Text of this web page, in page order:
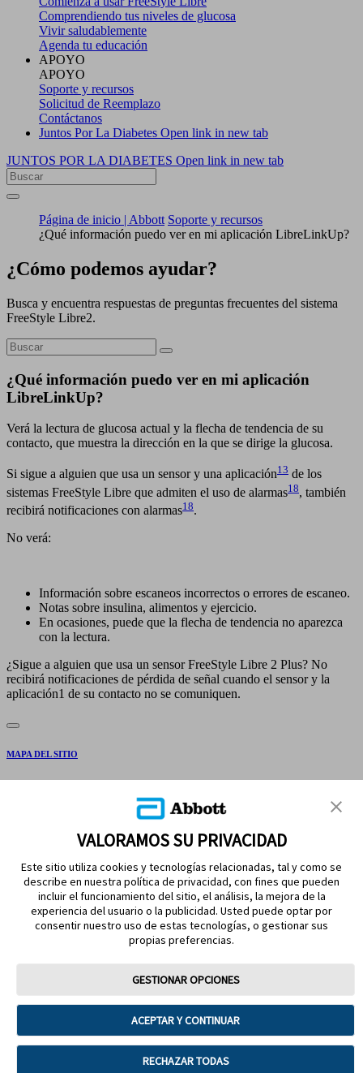
Comprendiendo tus niveles de glucosa
Vivir saludablemente
Agenda tu educación
APOYO
APOYO
Soporte y recursos
Solicitud de Reemplazo
Contáctanos
Juntos Por La Diabetes Open link in new tab
JUNTOS POR LA DIABETES Open link in new tab
Página de inicio | Abbott Soporte y recursos
¿Qué información puedo ver en mi aplicación LibreLinkUp?
¿Cómo podemos ayudar?
Busca y encuentra respuestas de preguntas frecuentes del sistema
FreeStyle Libre2.
¿Qué información puedo ver en mi aplicación
LibreLinkUp?
Verá la lectura de glucosa actual y la flecha de tendencia de su
contacto, que muestra la dirección en la que se dirige la glucosa.
Si sigue a alguien que usa un sensor y una aplicación13 de los
sistemas FreeStyle Libre que admiten el uso de alarmas18, también
recibirá notificaciones con alarmas18.
No verá:
Información sobre escaneos incorrectos o errores de escaneo.
Notas sobre insulina, alimentos y ejercicio.
En ocasiones, puede que la flecha de tendencia no aparezca
con la lectura.
¿Sigue a alguien que usa un sensor FreeStyle Libre 2 Plus? No
recibirá notificaciones de pérdida de señal cuando el sensor y la
aplicación1 de su contacto no se comuniquen.
MAPA DEL SITIO
Términos de uso
VALORAMOS SU PRIVACIDAD
Este sitio utiliza cookies y tecnologías relacionadas, tal y como se
describe en nuestra política de privacidad, con fines que pueden
incluir el funcionamiento del sitio, el análisis, la mejora de la
experiencia del usuario o la publicidad. Usted puede optar por
consentir nuestro uso de estas tecnologías, o gestionar sus
propias preferencias.
GESTIONAR OPCIONES
ACEPTAR Y CONTINUAR
RECHAZAR TODAS